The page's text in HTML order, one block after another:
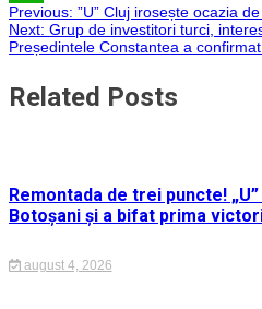
WhatsApp
Navigare
în
articole
Previous: ”U” Cluj irosește ocazia
Next: Grup de investitori turci,
Președintele Constantea a
Related Posts
Remontada de trei puncte!
Botoșani și a bifat prima
august 4, 2026